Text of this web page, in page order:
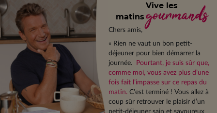
Vive les
matins gourmands
Chers amis,
« Rien ne vaut un bon petit-
déjeuner pour bien démarrer la
journée.
Pourtant, je suis sûr que,
comme moi, vous avez plus d’une
fois fait l’impasse sur ce repas du
matin. C’est terminé ! Vous allez à
coup sûr retrouver le plaisir d’un
petit-déjeuner sain et savoureux